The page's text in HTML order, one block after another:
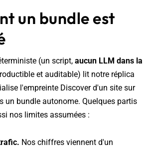
un bundle est
(un script, aucun LLM dans la
et auditable) lit notre réplica
l'empreinte Discover d'un site sur
un bundle autonome. Quelques partis
nos limites assumées :
Nos chiffres viennent d'un